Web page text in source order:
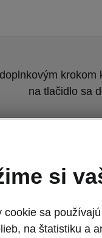
na tlačidlo sa
si
cookie sa
na štatistiku a